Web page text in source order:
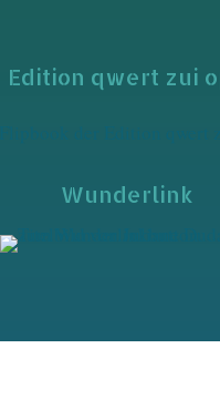
Edition qwert zui
Wunderlink